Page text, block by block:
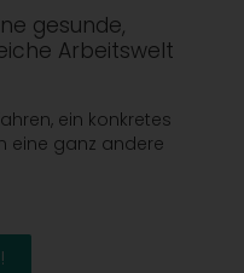
gesunde,
Arbeitswelt
ein konkretes
eine ganz andere